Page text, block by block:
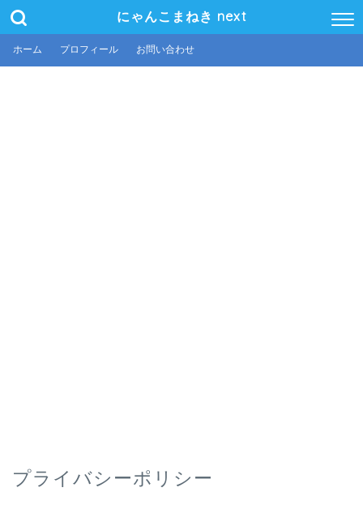
にゃんこまねき next
ホーム プロフィール お問い合わせ
プライバシーポリシー